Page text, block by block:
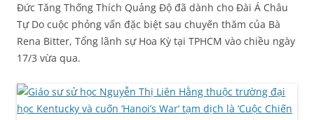
Đức Tăng Thống Thích Quảng Độ đã dành cho Đài Á Châu
Tự Do cuộc phỏng vấn đặc biệt sau chuyến thăm của Bà
Rena Bitter, Tổng lãnh sự Hoa Kỳ tại TPHCM vào chiều ngày
17/3 vừa qua.